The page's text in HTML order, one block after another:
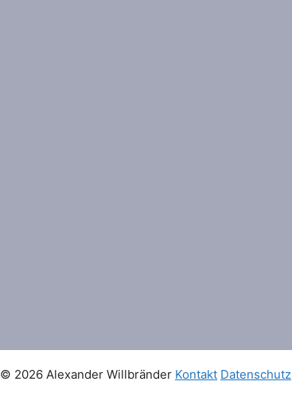
© 2026 Alexander Willbränder Kontakt Datenschutz